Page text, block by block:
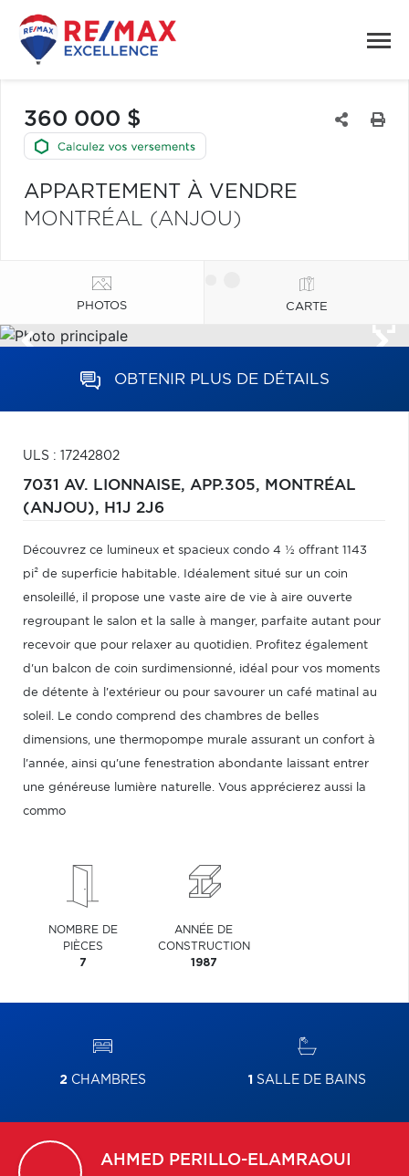
360 000 $
APPARTEMENT À VENDRE
MONTRÉAL (ANJOU)
PHOTOS CARTE
OBTENIR PLUS DE DÉTAILS
ULS : 17242802
7031 AV. LIONNAISE, APP.305, MONTRÉAL
(ANJOU), H1J 2J6
Découvrez ce lumineux et spacieux condo 4 ½ offrant 1143
pi² de superficie habitable. Idéalement situé sur un coin
ensoleillé, il propose une vaste aire de vie à aire ouverte
regroupant le salon et la salle à manger, parfaite autant pour
recevoir que pour relaxer au quotidien. Profitez également
d'un balcon de coin surdimensionné, idéal pour vos moments
de détente à l'extérieur ou pour savourer un café matinal au
soleil. Le condo comprend des chambres de belles
dimensions, une thermopompe murale assurant un confort à
l'année, ainsi qu'une fenestration abondante laissant entrer
une généreuse lumière naturelle. Vous apprécierez aussi la
commo
NOMBRE DE
PIÈCES
7
ANNÉE DE
CONSTRUCTION
1987
2CHAMBRES 1 SALLE DE BAINS
AHMED PERILLO-ELAMRAOUI